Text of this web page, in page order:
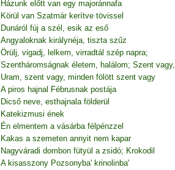
Házunk előtt van egy majoránnafa
Körül van Szatmár kerítve tövissel
Dunáról fúj a szél, esik az eső
Angyaloknak királynéja, tiszta szűz
Örülj, vigadj, lelkem, virradtál szép napra;
Szentháromságnak életem, halálom; Szent vagy,
Uram, szent vagy, minden fölött szent vagy
A piros hajnal Fébrusnak postája
Dicső neve, esthajnala földerül
Katekizmusi ének
Én elmentem a vásárba félpénzzel
Kakas a szemeten annyit nem kapar
Nagyváradi dombon fütyül a zsidó; Krokodil
A kisasszony Pozsonyba' krinolinba'